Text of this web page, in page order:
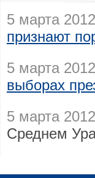
5 марта
признают
5 марта
выборах
5 марта
Среднем